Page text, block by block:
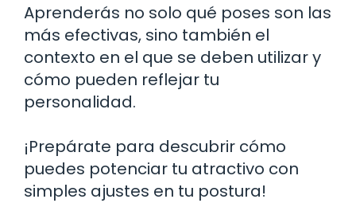
Aprenderás no solo qué poses son las
más efectivas, sino también el
contexto en el que se deben utilizar y
cómo pueden reflejar tu
personalidad.
¡Prepárate para descubrir cómo
puedes potenciar tu atractivo con
simples ajustes en tu postura!